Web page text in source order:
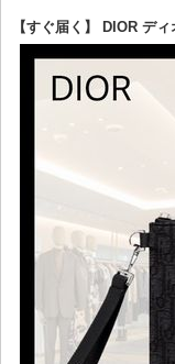
【すぐ届く】 DIOR デ